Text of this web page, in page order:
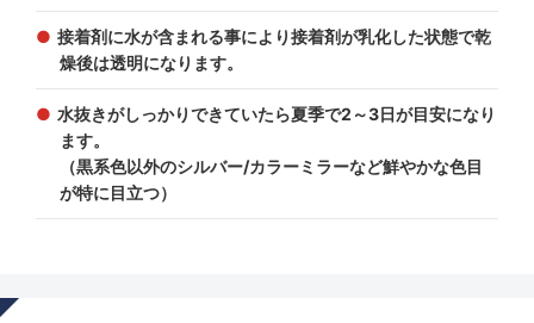
接着剤に水が含まれる事により接着剤が乳化した状態で乾
燥後は透明になります。
水抜きがしっかりできていたら夏季で2～3日が目安になり
ます。
（黒系色以外のシルバー/カラーミラーなど鮮やかな色目
が特に目立つ）